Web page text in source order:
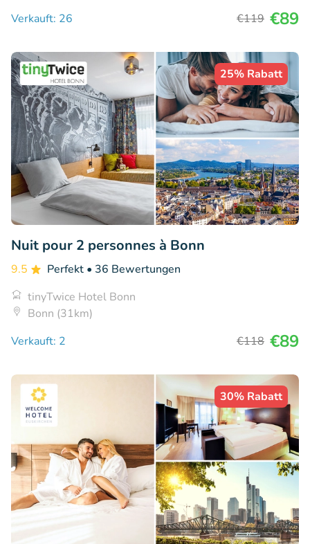
Verkauft: 26
€119 €89
25% Rabatt
Nuit pour 2 personnes à Bonn
9.5 Perfekt • 36 Bewertungen
tinyTwice Hotel Bonn
Bonn (31km)
Verkauft: 2
€118 €89
30% Rabatt